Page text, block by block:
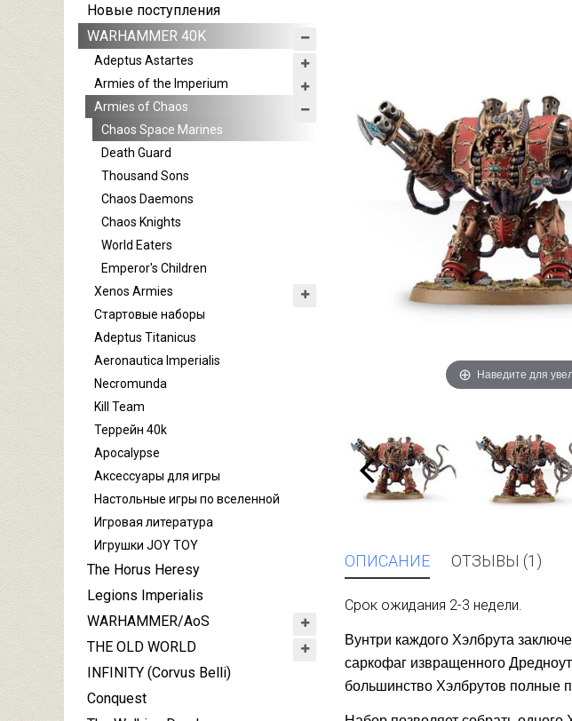
Новые поступления
WARHAMMER 40K
Adeptus Astartes
Armies of the Imperium
Armies of Chaos
Chaos Space Marines
Death Guard
Thousand Sons
Chaos Daemons
Chaos Knights
World Eaters
Emperor's Children
Xenos Armies
Стартовые наборы
Adeptus Titanicus
Aeronautica Imperialis
Necromunda
Kill Team
Террейн 40k
Apocalypse
Аксессуары для игры
Настольные игры по вселенной
Игровая литература
Игрушки JOY TOY
The Horus Heresy
Legions Imperialis
WARHAMMER/AoS
THE OLD WORLD
INFINITY (Corvus Belli)
Conquest
Наведите для
ОПИСАНИЕ ОТЗЫВЫ (1)
Срок ожидания 2-3 недели.
Вунтри каждого Хэлбрута
саркофаг извращенного
большинство Хэлбрутов полные